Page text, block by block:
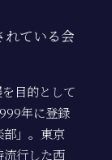
れている会
目的として
年に登録
」。東京
行した西